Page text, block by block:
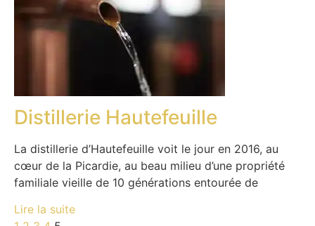
Distillerie Hautefeuille
La distillerie d’Hautefeuille voit le jour en 2016, au
cœur de la Picardie, au beau milieu d’une propriété
familiale vieille de 10 générations entourée de
Lire la suite